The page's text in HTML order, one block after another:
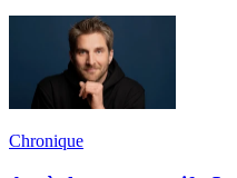
Chronique